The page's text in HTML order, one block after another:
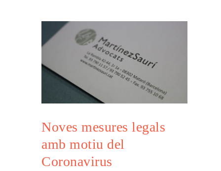
Noves mesures legals
amb motiu del
Coronavirus